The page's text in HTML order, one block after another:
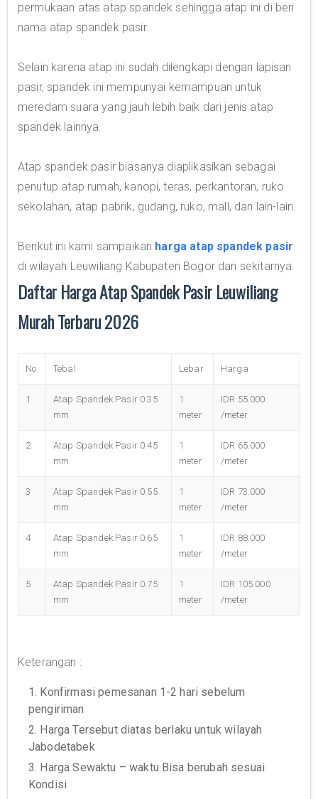
permukaan atas atap spandek sehingga atap ini di beri
nama atap spandek pasir.
Selain karena atap ini sudah dilengkapi dengan lapisan
pasir, spandek ini mempunyai kemampuan untuk
meredam suara yang jauh lebih baik dari jenis atap
spandek lainnya.
Atap spandek pasir biasanya diaplikasikan sebagai
penutup atap rumah, kanopi, teras, perkantoran, ruko
sekolahan, atap pabrik, gudang, ruko, mall, dan lain-lain.
Berikut ini kami sampaikan harga atap spandek pasir
di wilayah Leuwiliang Kabupaten Bogor dan sekitarnya.
Daftar Harga Atap Spandek Pasir Leuwiliang
Murah Terbaru 2026
No Tebal Lebar Harga
1
Atap Spandek Pasir 0.35
mm
1
meter
IDR 55.000
/meter
2
Atap Spandek Pasir 0.45
mm
1
meter
IDR 65.000
/meter
3
Atap Spandek Pasir 0.55
mm
1
meter
IDR 73.000
/meter
4
Atap Spandek Pasir 0.65
mm
1
meter
IDR 88.000
/meter
5
Atap Spandek Pasir 0.75
mm
1
meter
IDR 105.000
/meter
Keterangan :
1. Konfirmasi pemesanan 1-2 hari sebelum
pengiriman
2. Harga Tersebut diatas berlaku untuk wilayah
Jabodetabek
3. Harga Sewaktu – waktu Bisa berubah sesuai
Kondisi